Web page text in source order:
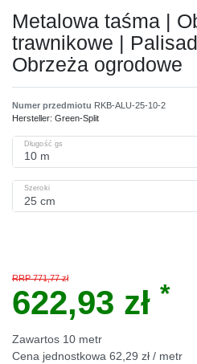
Metalowa taśma |
trawnikowe |
Obrzeża ogrodowe
Numer przedmiotu RKB-ALU-25-10-2
Hersteller: Green-Split
Długość gs
Szeroki
RRP 771,77 zł
622,93 zł *
Zawartos 10 metr
Cena jednostkowa 62,29 zł / metr